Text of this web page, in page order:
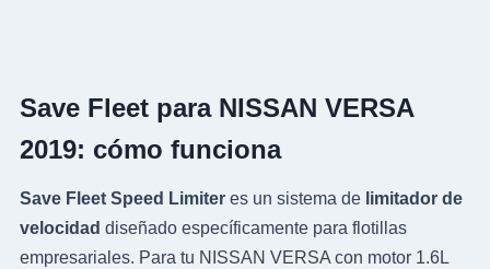
Save Fleet para NISSAN VERSA
2019: cómo funciona
Save Fleet Speed Limiteres un sistema de limitador de
velocidad diseñado específicamente para flotillas
empresariales. Para tu NISSAN VERSA con motor 1.6L